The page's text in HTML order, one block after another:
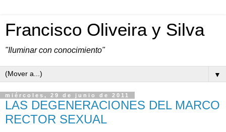
Francisco Oliveira y Silva
"Iluminar con conocimiento"
▼
miércoles, 29 de junio de 2011
LAS DEGENERACIONES DEL MARCO
RECTOR SEXUAL